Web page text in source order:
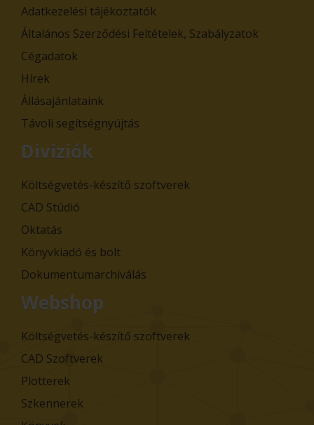
Adatkezelési tájékoztatók
Általános Szerződési Feltételek, Szabályzatok
Cégadatok
Hírek
Állásajánlataink
Távoli segítségnyújtás
Divíziók
Költségvetés-készítő szoftverek
CAD Stúdió
Oktatás
Könyvkiadó és bolt
Dokumentumarchiválás
Webshop
Költségvetés-készítő szoftverek
CAD Szoftverek
Plotterek
Szkennerek